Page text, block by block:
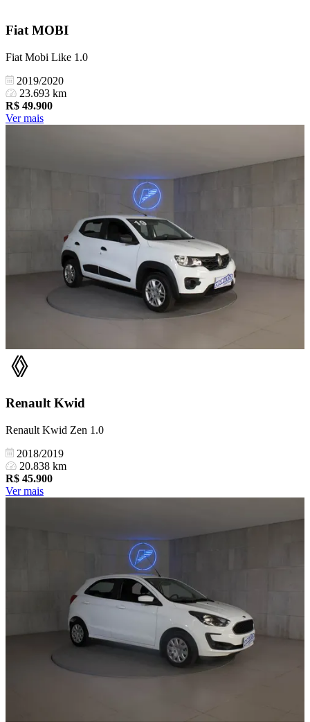
FiatMOBI
Fiat Mobi Like 1.0
2019/2020
23.693 km
R$ 49.900
Ver mais
Renault Kwid
Renault Kwid Zen 1.0
2018/2019
20.838 km
R$ 45.900
Ver mais